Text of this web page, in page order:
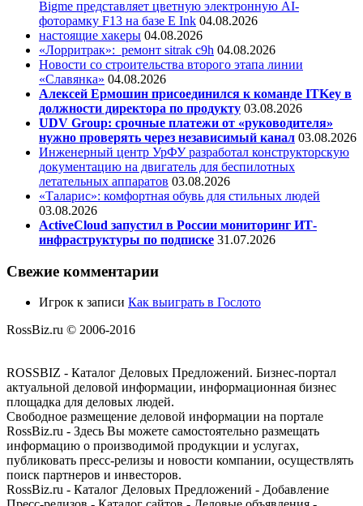
Bigme представляет цветную электронную AI-
фоторамку F13 на базе E Ink 04.08.2026
настоящие хакеры 04.08.2026
«Лорритрак»: ремонт sitrak c9h 04.08.2026
Новости со строительства второго этапа линии
«Славянка» 04.08.2026
Алексей Ермошин присоединился к команде ITKey в
должности директора по продукту 03.08.2026
UDV Group: срочные платежи от «руководителя»
нужно проверять через независимый канал 03.08.2026
Инженерный центр УрФУ разработал конструкторскую
документацию на двигатель для беспилотных
летательных аппаратов 03.08.2026
«Таларис»: комфортная обувь для стильных людей
03.08.2026
ActiveCloud запустил в России мониторинг ИТ-
инфраструктуры по подписке 31.07.2026
Свежие комментарии
Игрок к записи Как выиграть в Гослото
RossBiz.ru © 2006-2016
ROSSBIZ - Каталог Деловых Предложений. Бизнес-портал
актуальной деловой информации, информационная бизнес
площадка для деловых людей.
Свободное размещение деловой информации на портале
RossBiz.ru - Здесь Вы можете самостоятельно размещать
информацию о производимой продукции и услугах,
публиковать пресс-релизы и новости компании, осуществлять
поиск партнеров и инвесторов.
RossBiz.ru - Каталог Деловых Предложений - Добавление